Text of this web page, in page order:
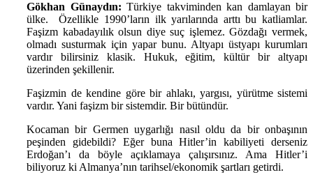
Gökhan Günaydın: Türkiye takviminden kan damlayan bir
ülke. Özellikle 1990’ların ilk yarılarında arttı bu katliamlar.
Faşizm kabadayılık olsun diye suç işlemez. Gözdağı vermek,
olmadı susturmak için yapar bunu. Altyapı üstyapı kurumları
vardır bilirsiniz klasik. Hukuk, eğitim, kültür bir altyapı
üzerinden şekillenir.
Faşizmin de kendine göre bir ahlakı, yargısı, yürütme sistemi
vardır. Yani faşizm bir sistemdir. Bir bütündür.
Kocaman bir Germen uygarlığı nasıl oldu da bir onbaşının
peşinden gidebildi? Eğer buna Hitler’in kabiliyeti derseniz
Erdoğan’ı da böyle açıklamaya çalışırsınız. Ama Hitler’i
biliyoruz ki Almanya’nın tarihsel/ekonomik şartları getirdi.